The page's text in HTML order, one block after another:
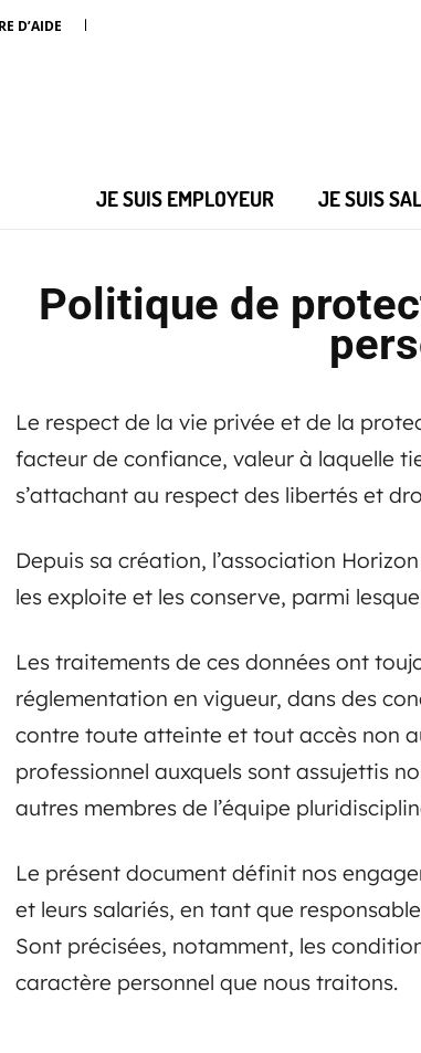
D’AIDE
JE SUIS EMPLOYEUR JE SUIS
Politique de
Le respect de la vie privée et de la
facteur de confiance, valeur à laquelle
s’attachant au respect des libertés et
Depuis sa création, l’association
les exploite et les conserve, parmi
Les traitements de ces données ont
réglementation en vigueur, dans des
contre toute atteinte et tout accès non
professionnel auxquels sont assujettis
autres membres de l’équipe
Le présent document définit nos
et leurs salariés, en tant que
Sont précisées, notamment, les
caractère personnel que nous traitons.